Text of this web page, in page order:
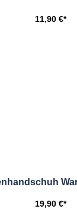
11,90 €*
19,90 €*